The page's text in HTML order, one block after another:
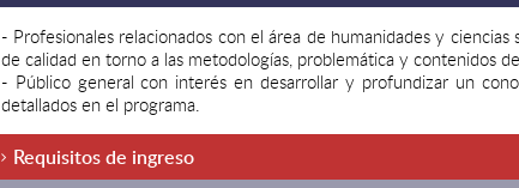
- Profesionales relacionados con el área de humanidades y
de calidad en torno a las metodologías, problemática y contenidos
- Público general con interés en desarrollar y profundizar un
detallados en el programa.
Requisitos de ingreso